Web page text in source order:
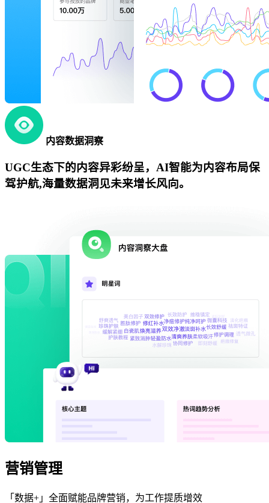
内容数据洞察
UGC生态下的内容异彩纷呈，AI智能为内容布局保
驾护航,海量数据洞见未来增长风向。
营销管理
「数据+」全面赋能品牌营销，为工作提质增效